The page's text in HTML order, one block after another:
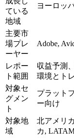
ている
地域
ヨーロッ
主要市
場プレ
ーヤー
Adobe,
レポー
ト範囲
収益予測
環境とト
対象セ
グメン
ト
プラット
ー向け
対象地
域
北アメリ
カ,